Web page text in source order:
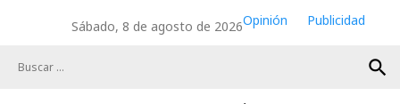
Sábado, 8 de agosto de 2026Opinión
Publicidad
search